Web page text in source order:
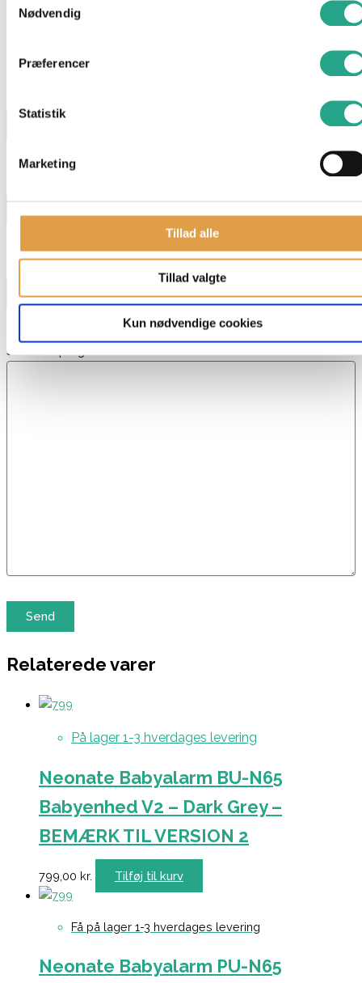
Nødvendig
Præferencer
Statistik
Marketing
Tillad alle
Tillad valgte
Kun nødvendige cookies
" indikerer påkrævede felter
Skriv dit spørgsmål
Relaterede varer
På lager 1-3 hverdages levering
Neonate Babyalarm BU-N65
Babyenhed V2 – Dark Grey –
BEMÆRK TIL VERSION 2
799,00 kr. Tilføj til kurv
Få på lager 1-3 hverdages levering
Neonate Babyalarm PU-N65